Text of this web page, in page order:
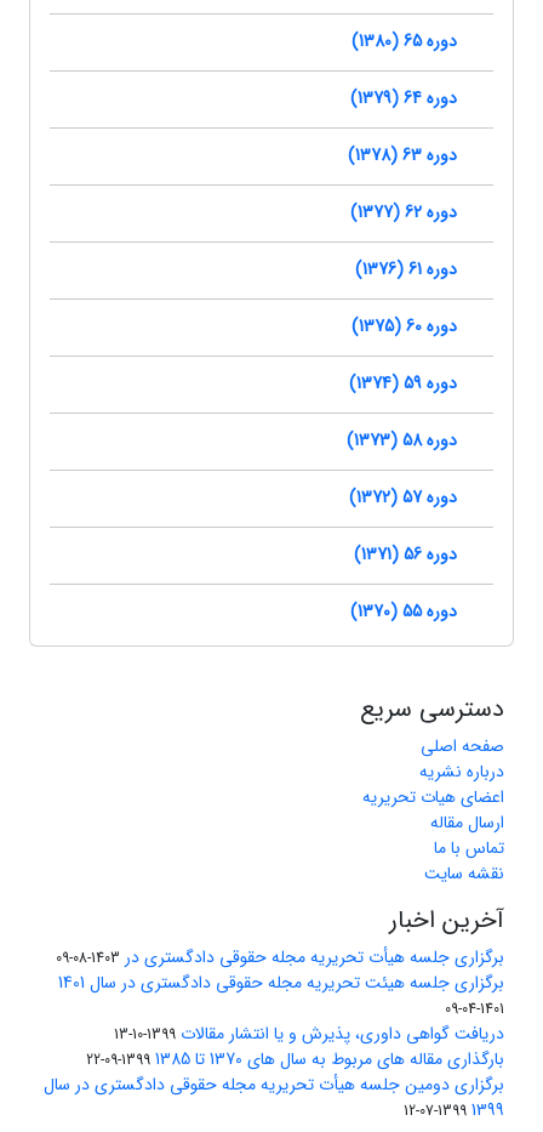
دوره 65 (1380)
دوره 64 (1379)
دوره 63 (1378)
دوره 62 (1377)
دوره 61 (1376)
دوره 60 (1375)
دوره 59 (1374)
دوره 58 (1373)
دوره 57 (1372)
دوره 56 (1371)
دوره 55 (1370)
دسترسی سریع
صفحه اصلی
درباره نشریه
اعضای هیات تحریریه
ارسال مقاله
تماس با ما
نقشه سایت
آخرین اخبار
برگزاری جلسه هیأت تحریریه مجله حقوقی دادگستری در 1403-08-09
برگزاری جلسه هیئت تحریریه مجله حقوقی دادگستری در سال 1401
1401-04-09
دریافت گواهی داوری، پذیرش و یا انتشار مقالات 1399-10-13
بارگذاری مقاله های مربوط به سال های 1370 تا 1385 1399-09-22
برگزاری دومین جلسه هیأت تحریریه مجله حقوقی دادگستری در سال
1399
1399-07-12